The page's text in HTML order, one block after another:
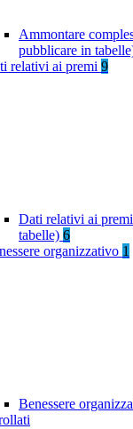
Ammontare
pubblicare in
relativi ai premi 9
Dati relativi ai
tabelle) 6
organizzativo 1
Benessere